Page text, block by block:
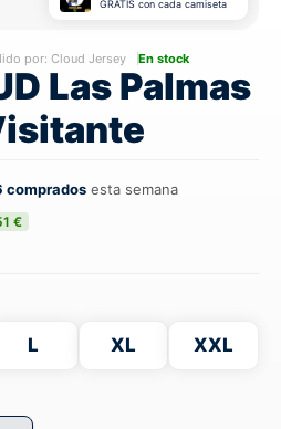
GRATIS con cada camiseta
por: Cloud Jersey En stock
Las Palmas
comprados esta semana
€
L XL XXL